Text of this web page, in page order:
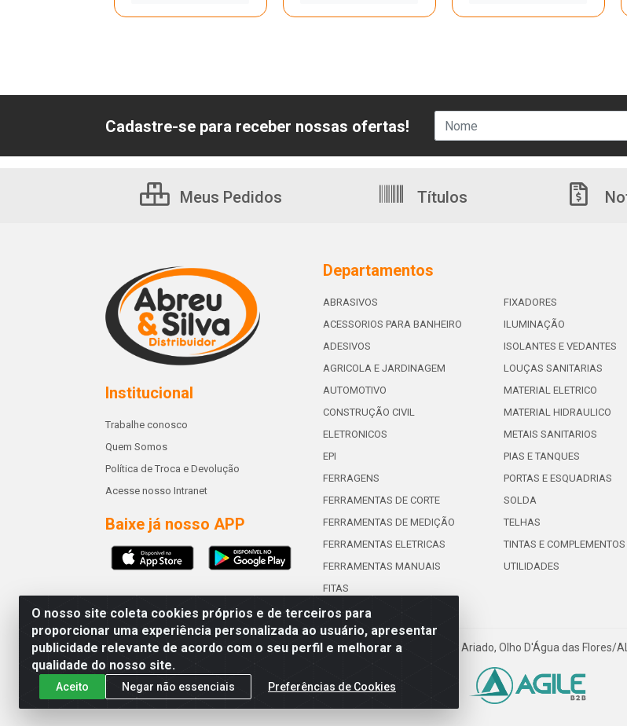
O nosso site coleta cookies próprios e de terceiros para
proporcionar uma experiência personalizada ao usuário, apresentar
publicidade relevante de acordo com o seu perfil e melhorar a
qualidade do nosso site.
Aceito Negar não essenciais Preferências de Cookies
Cadastre-se para receber nossas ofertas!
Meus Pedidos Títulos
Institucional
Trabalhe conosco
Quem Somos
Política de Troca e Devolução
Acesse nosso Intranet
Baixe já nosso APP
Departamentos
ABRASIVOS
ACESSORIOS PARA BANHEIRO
ADESIVOS
AGRICOLA E JARDINAGEM
AUTOMOTIVO
CONSTRUÇÃO CIVIL
ELETRONICOS
EPI
FERRAGENS
FERRAMENTAS DE CORTE
FERRAMENTAS DE MEDIÇÃO
FERRAMENTAS ELETRICAS
FERRAMENTAS MANUAIS
FITAS
FIXADORES
ILUMINAÇÃO
ISOLANTES E VEDANTES
LOUÇAS SANITARIAS
MATERIAL ELETRICO
MATERIAL HIDRAULICO
METAIS SANITARIOS
PIAS E TANQUES
PORTAS E ESQUADRIAS
SOLDA
TELHAS
TINTAS E COMPLEMENTOS
UTILIDADES
Abreu & Silva - Rua Padre Jose de Souza Leite, 265 - Ariado, Olho D'Água das Flores/